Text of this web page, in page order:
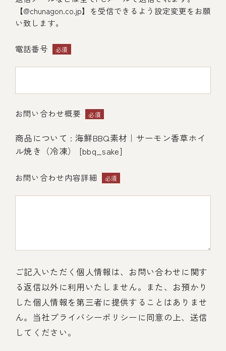
（中納言厨房）
【@chunagon.co.jp】を受信できるよう設定変更をお願
い致します。
電話番号 必須
お問い合わせ概要 必須
商品について : 海鮮BBQ素材｜サーモン香草ホイ
ル焼き（冷凍） [bbq_sake]
お問い合わせ内容詳細 必須
ご記入いただく個人情報は、お問い合わせに関す
る返信以外に利用いたしません。また、お預かり
した個人情報を第三者に提供することはありませ
ん。当社プライバシーポリシーに同意の上、送信
してください。